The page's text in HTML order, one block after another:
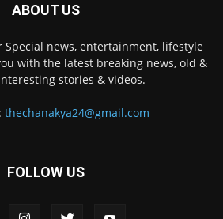
ABOUT US
Special news, entertainment, lifestyle
with the latest breaking news, old &
stories & videos.
thechanakya24@gmail.com
FOLLOW US